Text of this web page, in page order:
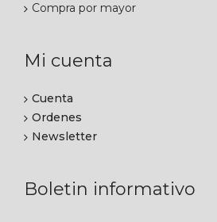
Compra por mayor
Mi cuenta
Cuenta
Ordenes
Newsletter
Boletin informativo